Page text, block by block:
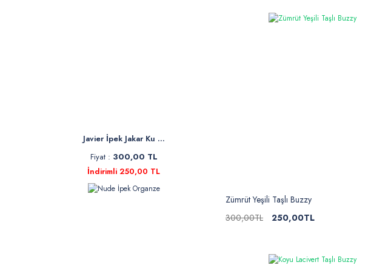
Javier İpek Jakar Ku ...
Fiyat : 300,00 TL
İndirimli 250,00 TL
Zümrüt Yeşili Taşlı Buzzy
300,00TL
250,00TL